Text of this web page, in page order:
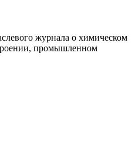
журнала о химическом
промышленном